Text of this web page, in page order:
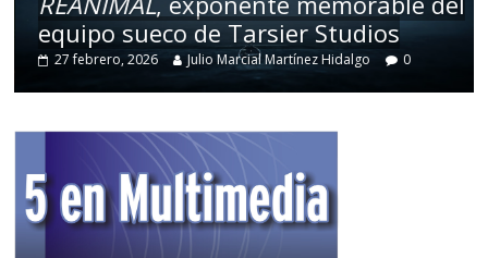
equipo sueco de Tarsier Studios
27 febrero, 2026 Julio Marcial Martínez Hidalgo 0